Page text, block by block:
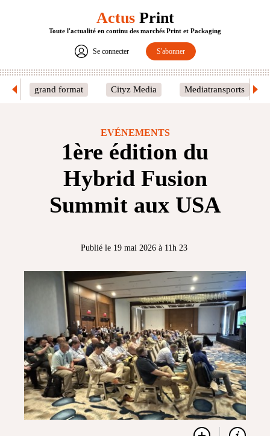
ActusPrint
Toute l'actualité en continu des marchés Print et Packaging
Se connecter S'abonner
grand format Cityz Media Mediatransports
EVÉNEMENTS
1ère édition du
Hybrid Fusion
Summit aux USA
Publié le 19 mai 2026 à 11h 23